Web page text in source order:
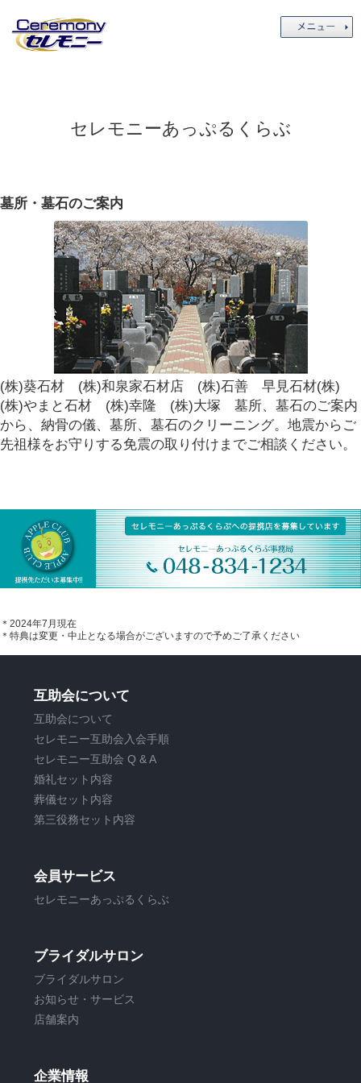
セレモニーあっぷるくらぶ
墓所・墓石のご案内
(株)葵石材 (株)和泉家石材店 (株)石善 早見石材(株)
(株)やまと石材 (株)幸隆 (株)大塚 墓所、墓石のご案内
から、納骨の儀、墓所、墓石のクリーニング。地震からご
先祖様をお守りする免震の取り付けまでご相談ください。
＊2024年7月現在
＊特典は変更・中止となる場合がございますので予めご了承ください
互助会について
互助会について
セレモニー互助会入会手順
セレモニー互助会 Q & A
婚礼セット内容
葬儀セット内容
第三役務セット内容
会員サービス
セレモニーあっぷるくらぶ
ブライダルサロン
ブライダルサロン
お知らせ・サービス
店舗案内
企業情報